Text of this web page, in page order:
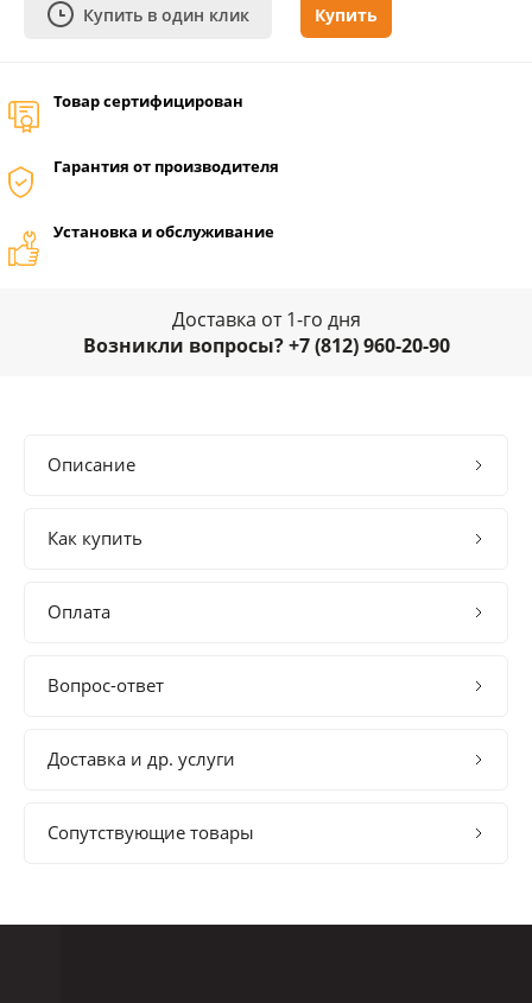
Купить в один клик Купить
Товар сертифицирован
Гарантия от производителя
Установка и обслуживание
Доставка от 1-го дня
Возникли вопросы? +7 (812) 960-20-90
Описание
Как купить
Оплата
Вопрос-ответ
Доставка и др. услуги
Сопутствующие товары